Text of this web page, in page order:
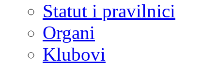
Statut i pravilnici
Organi
Klubovi